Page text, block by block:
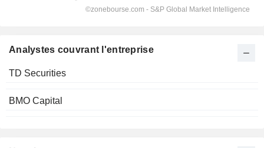
Analystes couvrant l'entreprise
TD Securities
BMO Capital